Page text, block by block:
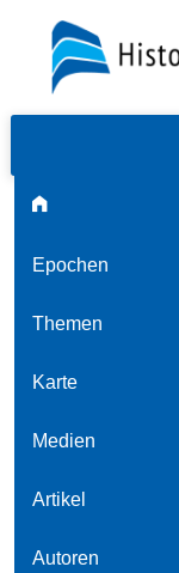
Epochen
Themen
Karte
Medien
Artikel
Autoren